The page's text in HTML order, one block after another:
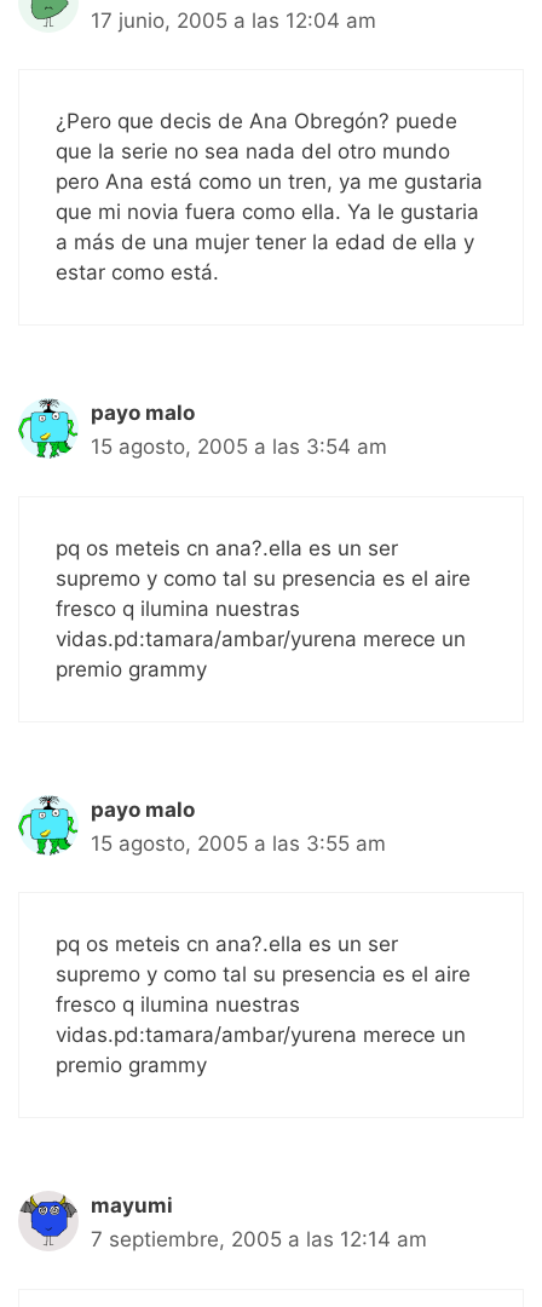
17 junio, 2005 a las 12:04 am
¿Pero que decis de Ana Obregón? puede
que la serie no sea nada del otro mundo
pero Ana está como un tren, ya me gustaria
que mi novia fuera como ella. Ya le gustaria
a más de una mujer tener la edad de ella y
estar como está.
payo malo
15 agosto, 2005 a las 3:54 am
pq os meteis cn ana?.ella es un ser
supremo y como tal su presencia es el aire
fresco q ilumina nuestras
vidas.pd:tamara/ambar/yurena merece un
premio grammy
payo malo
15 agosto, 2005 a las 3:55 am
pq os meteis cn ana?.ella es un ser
supremo y como tal su presencia es el aire
fresco q ilumina nuestras
vidas.pd:tamara/ambar/yurena merece un
premio grammy
mayumi
7 septiembre, 2005 a las 12:14 am